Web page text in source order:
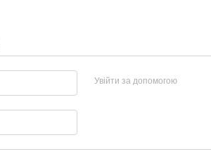
Увійти за допомогою